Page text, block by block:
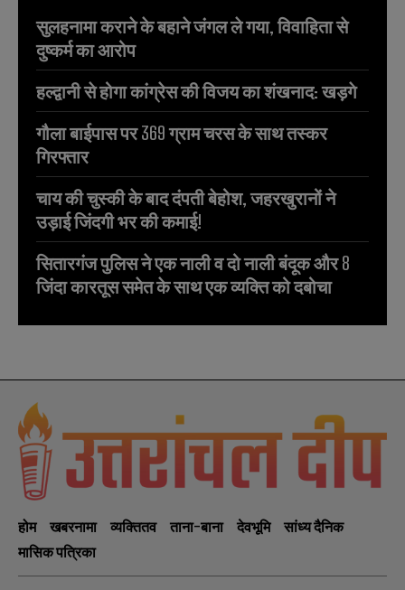
सुलहनामा कराने के बहाने जंगल ले गया, विवाहिता से
दुष्कर्म का आरोप
हल्द्वानी से होगा कांग्रेस की विजय का शंखनाद: खड़गे
गौला बाईपास पर 369 ग्राम चरस के साथ तस्कर
गिरफ्तार
चाय की चुस्की के बाद दंपती बेहोश, जहरखुरानों ने
उड़ाई जिंदगी भर की कमाई!
सितारगंज पुलिस ने एक नाली व दो नाली बंदूक और 8
जिंदा कारतूस समेत के साथ एक व्यक्ति को दबोचा
होम खबरनामा व्यक्तितव ताना-बाना देवभूमि
सांध्य दैनिक
मासिक पत्रिका